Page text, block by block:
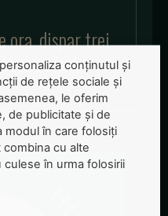
ora, dispar trei
sau planteconținutul și
de rețele sociale și
le oferim
de publicitate și de
modul în care folosiți
cu alte
în urma folosirii